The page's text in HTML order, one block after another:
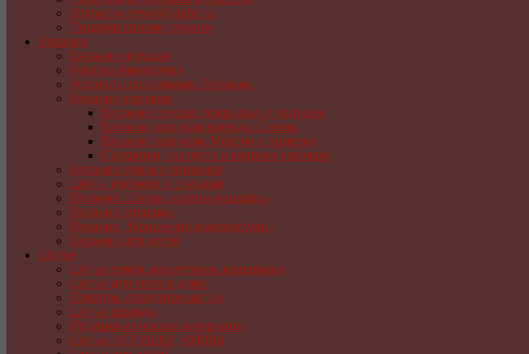
Открытки ручной работы
Подарки своими руками
Вязание
Вязание игрушек
Куколки Амигуруми
Журналы со схемами. Вязание
Вязание крючком
Вязание пледов, покрывал и подушек
Вязаная крючком одежда. Схемы
Вязание крючком. Мелочи и поделки
Салфетки, скатерти и коврики крючком
Вязание сумок и корзинок
Цветы крючком и спицами
Вязание. Шапки, шляпы и шарфы
Вязание спицами
Вязание. Украшения и аксессуары
Вязание для детей
Шитье
Шитье сумок, косметичек, кошельков
Шитье для уюта в доме
Пэчворк, лоскутное шитье
Шитье одежды
Игрушки из носков и перчаток
Шитье. ИГРУШКИ, КУКЛЫ